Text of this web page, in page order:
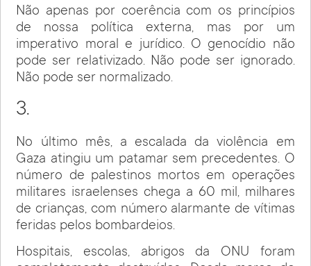
Não apenas por coerência com os princípios
de nossa política externa, mas por um
imperativo moral e jurídico. O genocídio não
pode ser relativizado. Não pode ser ignorado.
Não pode ser normalizado.
3.
No último mês, a escalada da violência em
Gaza atingiu um patamar sem precedentes. O
número de palestinos mortos em operações
militares israelenses chega a 60 mil, milhares
de crianças, com número alarmante de vítimas
feridas pelos bombardeios.
Hospitais, escolas, abrigos da ONU foram